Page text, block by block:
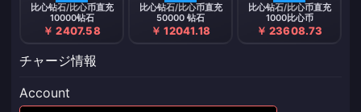
比心钻石/比心币直充
10000钻石
￥ 2407.58
比心钻石/比心币直充
50000 钻石
￥ 12041.18
比心钻石/比心币直充
1000比心币
￥ 23608.73
チャージ情報
Account